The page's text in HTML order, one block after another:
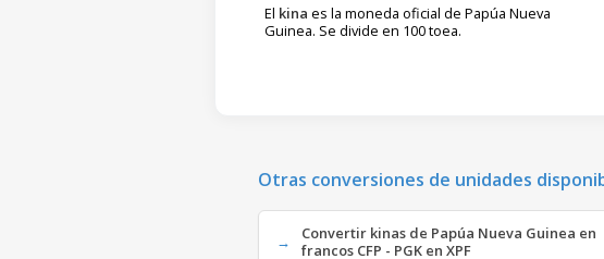
El kina es la moneda oficial de Papúa Nueva
Guinea. Se divide en 100 toea.
Otras conversiones de unidades
Convertir kinas de Papúa Nueva Guinea en
francos CFP - PGK en XPF